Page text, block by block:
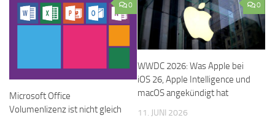
0
Microsoft Office
Volumenlizenz ist nicht gleich
0
WWDC 2026: Was Apple bei
iOS 26, Apple Intelligence und
macOS angekündigt hat
11. JUNI 2026